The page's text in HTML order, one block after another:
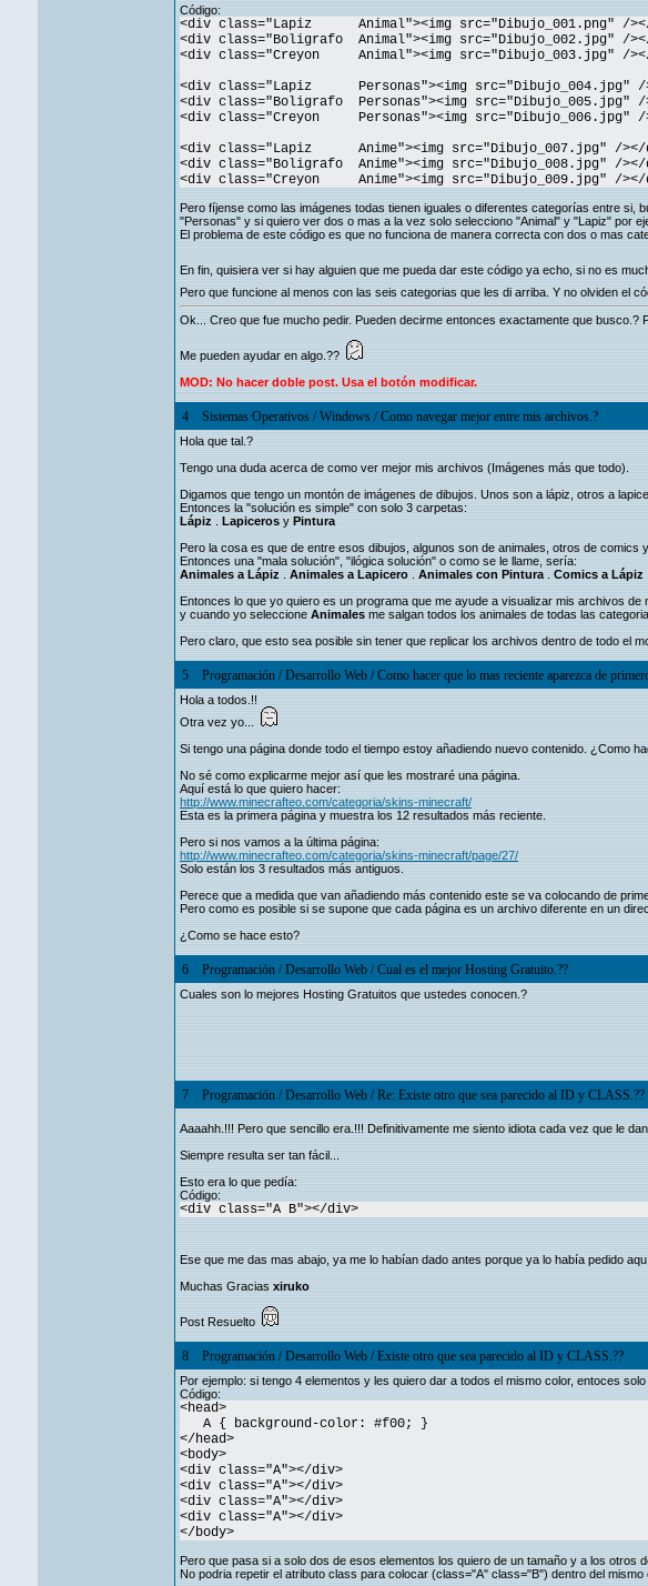
Código:
<div class="Lapiz Animal"><img src="Dibujo_001.png" /
<div class="Boligrafo Animal"><img src="Dibujo_002.jpg" /
<div class="Creyon Animal"><img src="Dibujo_003.jpg" /
<div class="Lapiz Personas"><img src="Dibujo_004.jpg" /
<div class="Boligrafo Personas"><img src="Dibujo_005.jpg" /
<div class="Creyon Personas"><img src="Dibujo_006.jpg" /
<div class="Lapiz Anime"><img src="Dibujo_007.jpg" /></
<div class="Boligrafo Anime"><img src="Dibujo_008.jpg" /></
<div class="Creyon Anime"><img src="Dibujo_009.jpg" /></
Pero fíjense como las imágenes todas tienen iguales o diferentes categorías entre
"Personas" y si quiero ver dos o mas a la vez solo selecciono "Animal" y "Lapiz" por
El problema de este código es que no funciona de manera correcta con dos o mas
En fin, quisiera ver si hay alguien que me pueda dar este código ya echo, si no es
Pero que funcione al menos con las seis categorias que les di arriba. Y no olviden el
Ok... Creo que fue mucho pedir. Pueden decirme entonces exactamente que busco.?
Me pueden ayudar en algo.??
MOD: No hacer doble post. Usa el botón modificar.
4 Sistemas Operativos /Windows /Como navegar mejor entre mis archivos.?
Hola que tal.?
Tengo una duda acerca de como ver mejor mis archivos (Imágenes más que todo).
Digamos que tengo un montón de imágenes de dibujos. Unos son a lápiz, otros a
Entonces la "solución es simple" con solo 3 carpetas:
Lápiz
Lapiceros y Pintura
Pero la cosa es que de entre esos dibujos, algunos son de animales, otros de comics
Entonces una "mala solución", "ilógica solución" o como se le llame, sería:
Animales a Lápiz
Animales a Lapicero Animales con Pintura Comics a Lápiz
Entonces lo que yo quiero es un programa que me ayude a visualizar mis archivos
y cuando yo seleccione Animales me salgan todos los animales de todas las
Pero claro, que esto sea posible sin tener que replicar los archivos dentro de todo el
5 Programación /Desarrollo Web /Como hacer que lo mas reciente aparezca de
Hola a todos.!!
Otra vez yo...
Si tengo una página donde todo el tiempo estoy añadiendo nuevo contenido. ¿Como
No sé como explicarme mejor así que les mostraré una página.
Aquí está lo que quiero hacer:
http://www.minecrafteo.com/categoria/skins-minecraft/
Esta es la primera página y muestra los 12 resultados más reciente.
Pero si nos vamos a la última página:
http://www.minecrafteo.com/categoria/skins-minecraft/page/27/
Solo están los 3 resultados más antiguos.
Perece que a medida que van añadiendo más contenido este se va colocando de
Pero como es posible si se supone que cada página es un archivo diferente en un
¿Como se hace esto?
6 Programación /Desarrollo Web /Cual es el mejor Hosting Gratuito.??
Cuales son lo mejores Hosting Gratuitos que ustedes conocen.?
7 Programación /Desarrollo Web /Re: Existe otro que sea parecido al ID y CLASS.??
Aaaahh.!!! Pero que sencillo era.!!! Definitivamente me siento idiota cada vez que le
Siempre resulta ser tan fácil...
Esto era lo que pedía:
Código:
<div class="A B"></div>
Ese que me das mas abajo, ya me lo habían dado antes porque ya lo había pedido
Muchas Gracias xiruko
Post Resuelto
8 Programación /Desarrollo Web /Existe otro que sea parecido al ID y CLASS.??
Por ejemplo: si tengo 4 elementos y les quiero dar a todos el mismo color, entoces
Código:
<head>
A { background-color: #f00; }
</head>
<body>
<div class="A"></div>
<div class="A"></div>
<div class="A"></div>
<div class="A"></div>
</body>
Pero que pasa si a solo dos de esos elementos los quiero de un tamaño y a los otros
No podria repetir el atributo class para colocar (class="A" class="B") dentro del